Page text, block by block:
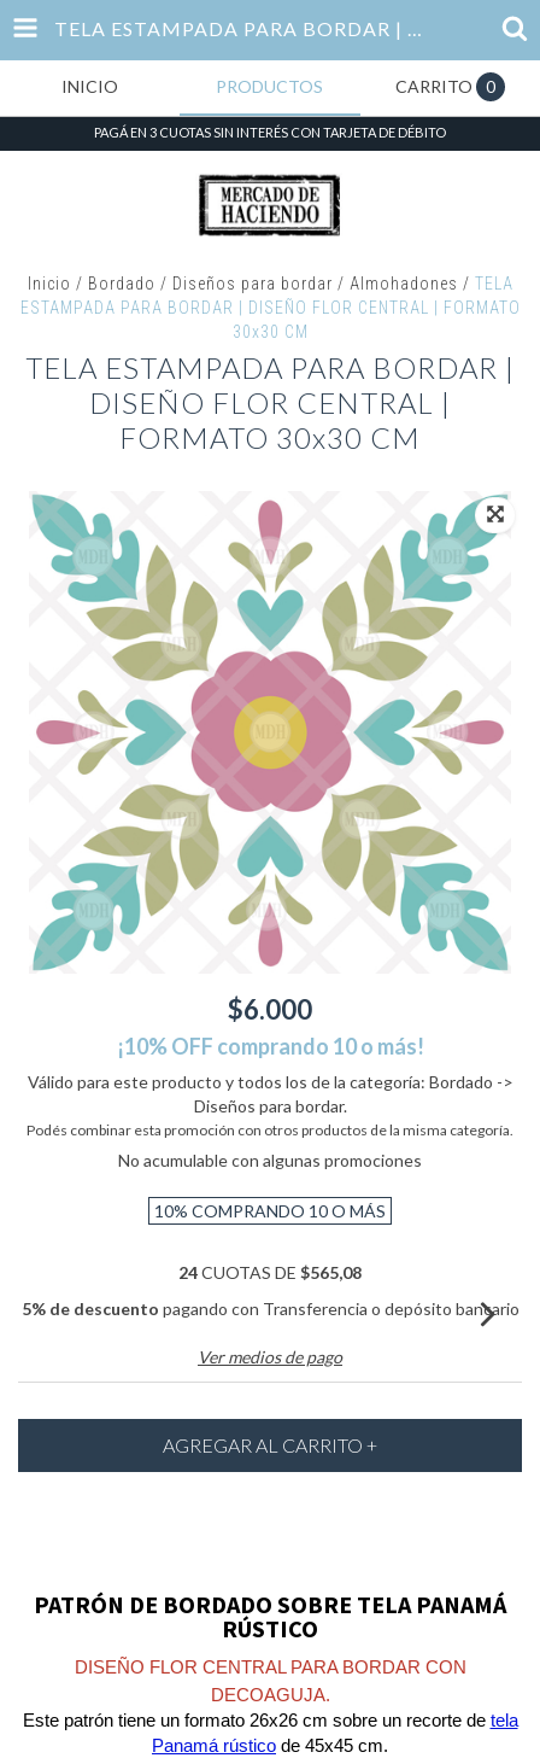
TELA ESTAMPADA PARA BORDAR | DISEÑO FLOR CENTRAL | FORMATO 30X30 CM
INICIO PRODUCTOS CARRITO 0
PAGÁ EN 3 CUOTAS SIN INTERÉS CON TARJETA DE DÉBITO
Inicio / Bordado / Diseños para bordar / Almohadones / TELA
ESTAMPADA PARA BORDAR | DISEÑO FLOR CENTRAL | FORMATO
30x30 CM
TELA ESTAMPADA PARA BORDAR |
DISEÑO FLOR CENTRAL |
FORMATO 30x30 CM
$6.000
¡10% OFF comprando 10 o más!
Válido para este producto y todos los de la categoría: Bordado ->
Diseños para bordar.
Podés combinar esta promoción con otros productos de la misma categoría.
No acumulable con algunas promociones
10% COMPRANDO 10 O MÁS
24CUOTAS DE $565,08
5% de descuento pagando con Transferencia o depósito bancario
Ver medios de pago
PATRÓN DE BORDADO SOBRE TELA PANAMÁ
RÚSTICO
DISEÑO FLOR CENTRAL PARA BORDAR CON
DECOAGUJA.
Este patrón tiene un formato 26x26 cm sobre un recorte de tela
Panamá rústico de 45x45 cm.